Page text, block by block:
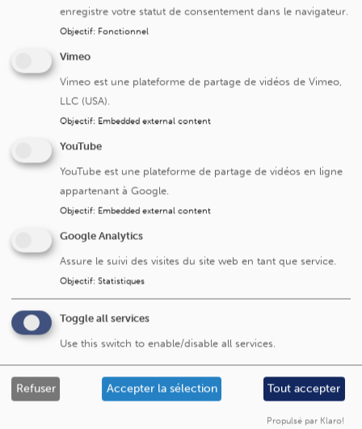
Service/centre
Unité de chirurgie oeso-gastro-duodénale
Cliniques universitaires Saint-Luc
Avenue Hippocrate 10
1200 Bruxelles
+32 2 764 11 11
Fax. +32 2 764 37 03
N° d'entreprise: 0416.885.016
enregistre votre statut de consentement dans le navigateur.
Objectif: Fonctionnel
Vimeo
Vimeo est une plateforme de partage de vidéos de Vimeo,
LLC (USA).
Objectif: Embedded external content
YouTube
YouTube est une plateforme de partage de vidéos en ligne
appartenant à Google.
Objectif: Embedded external content
Google Analytics
Assure le suivi des visites du site web en tant que service.
Objectif: Statistiques
Toggle all services
Use this switch to enable/disable all services.
Refuser Accepter la sélection Tout accepter
Propulsé par Klaro!